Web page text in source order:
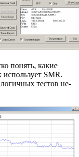
понять, какие
SMR.
тестов не-